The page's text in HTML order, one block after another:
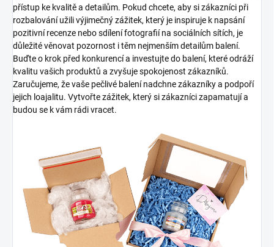
přístup ke kvalitě a detailům. Pokud chcete, aby si zákazníci při
rozbalování užili výjimečný zážitek, který je inspiruje k napsání
pozitivní recenze nebo sdílení fotografií na sociálních sítích, je
důležité věnovat pozornost i těm nejmenším detailům balení.
Buďte o krok před konkurencí a investujte do balení, které odráží
kvalitu vašich produktů a zvyšuje spokojenost zákazníků.
Zaručujeme, že vaše pečlivé balení nadchne zákazníky a podpoří
jejich loajalitu. Vytvořte zážitek, který si zákazníci zapamatují a
budou se k vám rádi vracet.